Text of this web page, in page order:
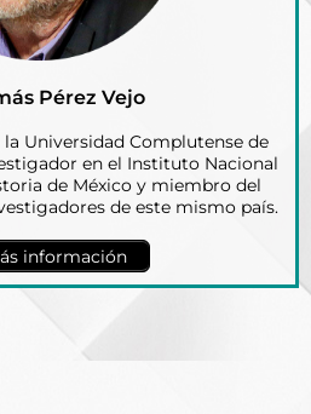
Pérez Vejo
Universidad Complutense de
en el Instituto Nacional
de México y miembro del
de este mismo país.
información